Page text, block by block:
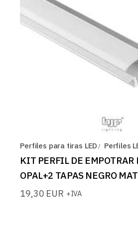
Perfiles para tiras LED Perfiles
KIT PERFIL DE
OPAL+2 TAPAS NEGRO
19,30 EUR +IVA